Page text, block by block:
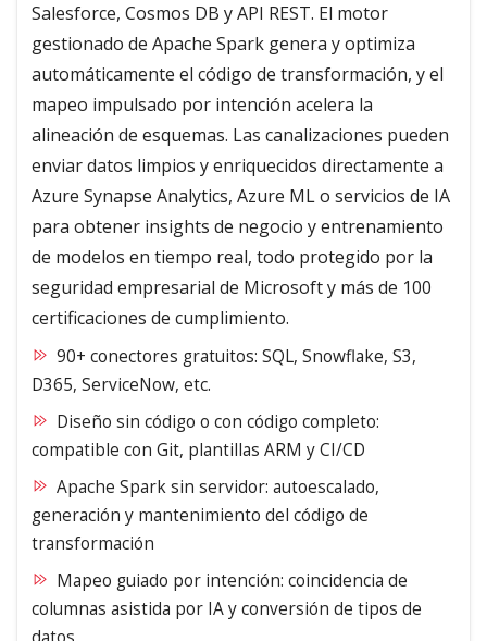
Salesforce, Cosmos DB y API REST. El motor
gestionado de Apache Spark genera y optimiza
automáticamente el código de transformación, y el
mapeo impulsado por intención acelera la
alineación de esquemas. Las canalizaciones pueden
enviar datos limpios y enriquecidos directamente a
Azure Synapse Analytics, Azure ML o servicios de IA
para obtener insights de negocio y entrenamiento
de modelos en tiempo real, todo protegido por la
seguridad empresarial de Microsoft y más de 100
certificaciones de cumplimiento.
90+ conectores gratuitos: SQL, Snowflake, S3,
D365, ServiceNow, etc.
Diseño sin código o con código completo:
compatible con Git, plantillas ARM y CI/CD
Apache Spark sin servidor: autoescalado,
generación y mantenimiento del código de
transformación
Mapeo guiado por intención: coincidencia de
columnas asistida por IA y conversión de tipos de